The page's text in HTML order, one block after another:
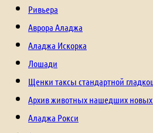
Ривьера
Аврора Аладжа
Аладжа Искорка
Лошади
Щенки таксы стандартной
Архив животных нашедших новых
Аладжа Рокси